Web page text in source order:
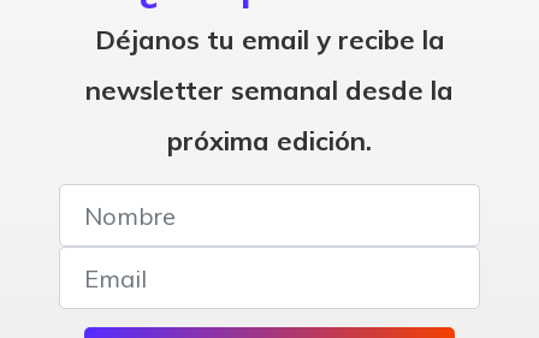
Déjanos tu email y recibe la
newsletter semanal desde la
próxima edición.